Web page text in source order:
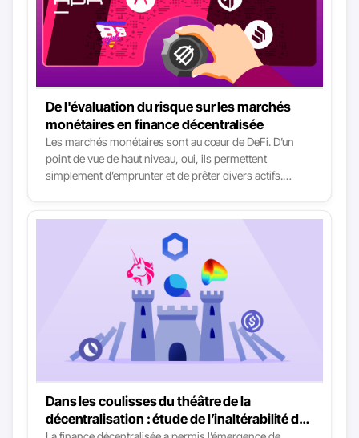
De l'évaluation du risque sur les marchés
monétaires en finance décentralisée
Les marchés monétaires sont au cœur de DeFi. D’un
point de vue de haut niveau, oui, ils permettent
simplement d’emprunter et de prêter divers actifs.
monétaires dans DeFi : Aave, Compound & Cream.
Pourtant, tous les services suivants les utilisent, d’une
manière ou d’une autre : Yearn Finance, Curve Finance,
Alpha Finance, Harvest Finance, DeFiSaver, Saffron,
88mph, Idle Finance, etc. Pour dire les choses
simplement - les marchés monétaires sont l’un des
niveaux de base du DeFi.
Dans les coulisses du théâtre de la
décentralisation : étude de l’inaltérabilité des